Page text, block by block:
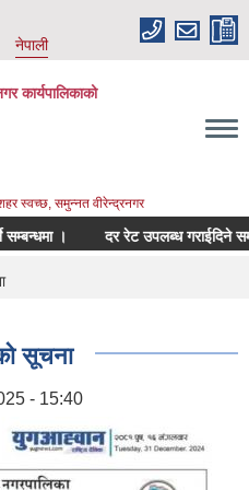
नेपाली
कार्यपालिकाको
स्वच्छ, समुन्नत वीरेन्द्रनगर
। दर रेट उपलब्ध गराईदिने
सूचना
- 15:40